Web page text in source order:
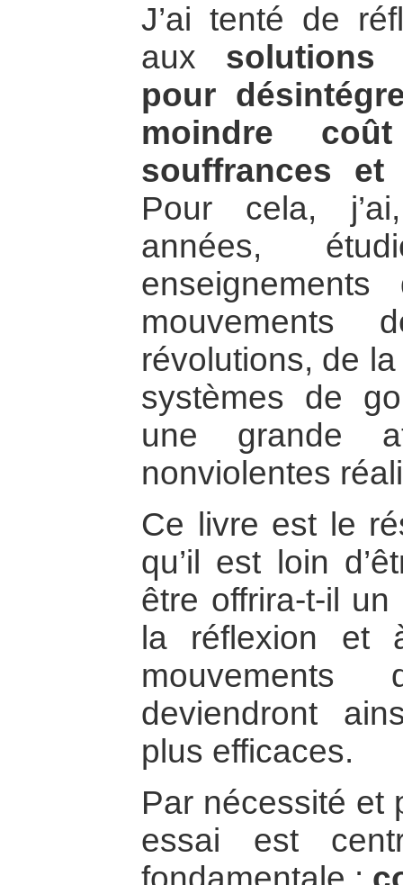
J’ai tenté de
aux
pour
moindre
souffrances
Pour cela,
années,
mouvements
révolutions, de
systèmes de
une grande
nonviolentes
Ce livre est le
qu’il est loin
être offrira-t-il
la réflexion et
deviendront
plus efficaces.
Par nécessité et
essai est